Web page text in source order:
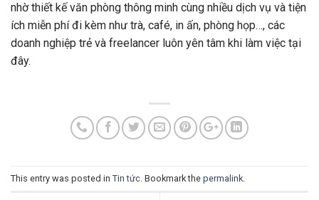
nhờ thiết kế văn phòng thông minh cùng nhiều dịch vụ và tiện
ích miễn phí đi kèm như trà, café, in ấn, phòng họp…, các
doanh nghiệp trẻ và freelancer luôn yên tâm khi làm việc tại
đây.
This entry was posted in Tin tức . Bookmark the permalink